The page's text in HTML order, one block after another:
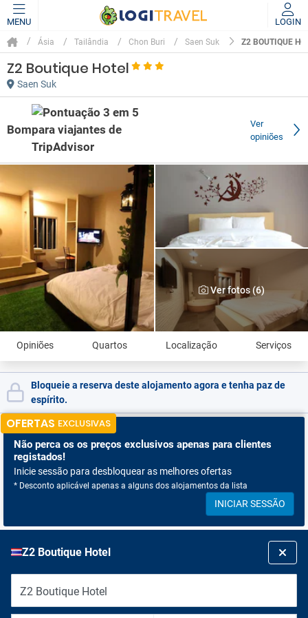
MENU LOGIN
Ásia Tailândia Chon Buri Saen Suk Z2 BOUTIQUE
Z2 Boutique Hotel
Saen Suk
Bom
Ver
opiniões
Ver fotos (6)
Opiniões Quartos Localização Serviços
Bloqueie a reserva deste alojamento agora e tenha paz de
espírito.
OFERTAS EXCLUSIVAS
Não perca os os preços exclusivos apenas para clientes
registados!
Inicie sessão para desbloquear as melhores ofertas
* Desconto aplicável apenas a alguns dos alojamentos da lista
INICIAR SESSÃO
Z2 Boutique Hotel
Z2 Boutique Hotel